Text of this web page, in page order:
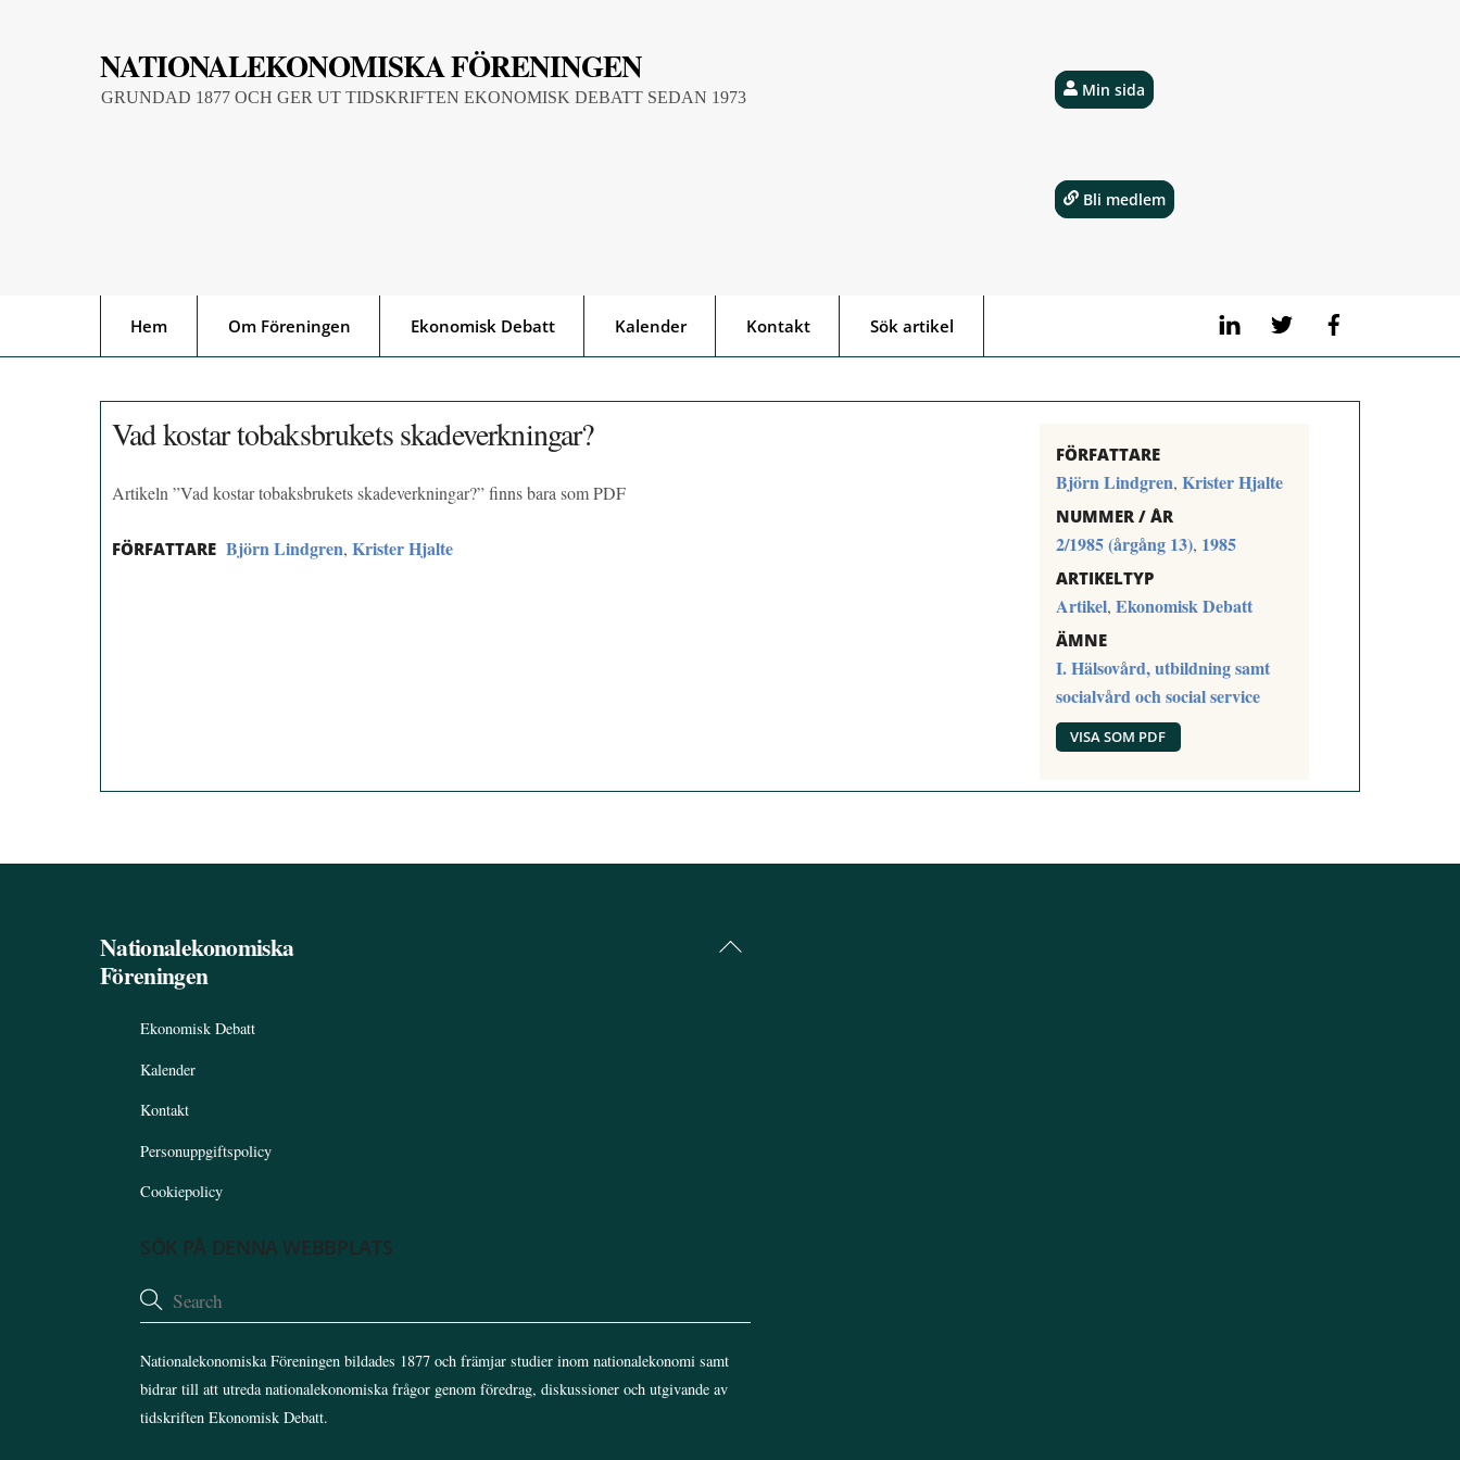
NATIONALEKONOMISKA FÖRENINGEN
GRUNDAD 1877 OCH GER UT TIDSKRIFTEN EKONOMISK DEBATT SEDAN 1973
LinkedIn Twitter
Hem Om Föreningen Ekonomisk Debatt Kalender Kontakt Sök artikel
Min sida
Bli medlem
Vad kostar tobaksbrukets skadeverkningar?
Artikeln ”Vad kostar tobaksbrukets skadeverkningar?” finns bara som PDF
FÖRFATTARE Björn Lindgren, Krister Hjalte
FÖRFATTARE
Björn Lindgren, Krister Hjalte
NUMMER / ÅR
2/1985 (årgång 13), 1985
ARTIKELTYP
Artikel, Ekonomisk Debatt
ÄMNE
I. Hälsovård, utbildning samt
socialvård och social service
VISA SOM PDF
Back
Nationalekonomiska
Föreningen
Ekonomisk Debatt
Kalender
Kontakt
Personuppgiftspolicy
Cookiepolicy
SÖK PÅ DENNA WEBBPLATS
Nationalekonomiska Föreningen bildades 1877 och främjar studier inom nationalekonomi samt
bidrar till att utreda nationalekonomiska frågor genom föredrag, diskussioner och utgivande av
tidskriften Ekonomisk Debatt.